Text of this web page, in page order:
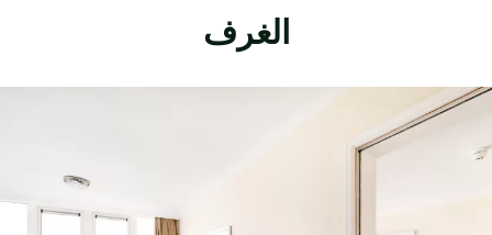
الغرف